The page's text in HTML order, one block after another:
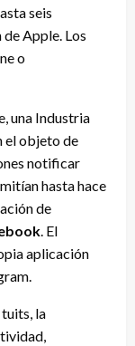
seis
de Apple. Los
o
una Industria
el objeto de
notificar
hasta hace
de
. El
aplicación
tuits, la